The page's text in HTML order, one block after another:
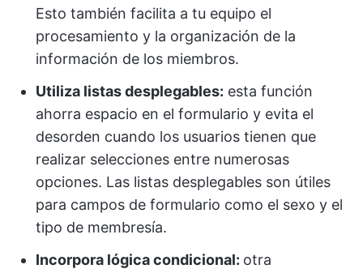
Esto también facilita a tu equipo el
procesamiento y la organización de la
información de los miembros.
Utiliza listas desplegables: esta función
ahorra espacio en el formulario y evita el
desorden cuando los usuarios tienen que
realizar selecciones entre numerosas
opciones. Las listas desplegables son útiles
para campos de formulario como el sexo y el
tipo de membresía.
Incorpora lógica condicional: otra